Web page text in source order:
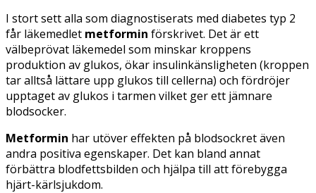
I stort sett alla som diagnostiserats med diabetes typ 2
får läkemedlet metformin förskrivet. Det är ett
välbeprövat läkemedel som minskar kroppens
produktion av glukos, ökar insulinkänsligheten (kroppen
tar alltså lättare upp glukos till cellerna) och fördröjer
upptaget av glukos i tarmen vilket ger ett jämnare
blodsocker.
Metformin har utöver effekten på blodsockret även
andra positiva egenskaper. Det kan bland annat
förbättra blodfettsbilden och hjälpa till att förebygga
hjärt-kärlsjukdom.